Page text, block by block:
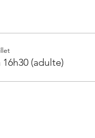
16h30 (adulte)